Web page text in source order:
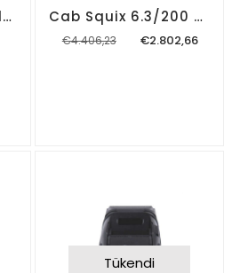
DIGI SM-100 Boyunlu / Boyunsuz Terazi Cab Squix 6.3/200 Dpi Barkod Yazıcı
€2.802,66
€4.406,23
Tükendi